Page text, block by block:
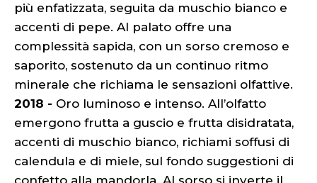
più enfatizzata, seguita da muschio bianco e
accenti di pepe. Al palato offre una
complessità sapida, con un sorso cremoso e
saporito, sostenuto da un continuo ritmo
minerale che richiama le sensazioni olfattive.
2018 - Oro luminoso e intenso. All’olfatto
emergono frutta a guscio e frutta disidratata,
accenti di muschio bianco, richiami soffusi di
calendula e di miele, sul fondo suggestioni di